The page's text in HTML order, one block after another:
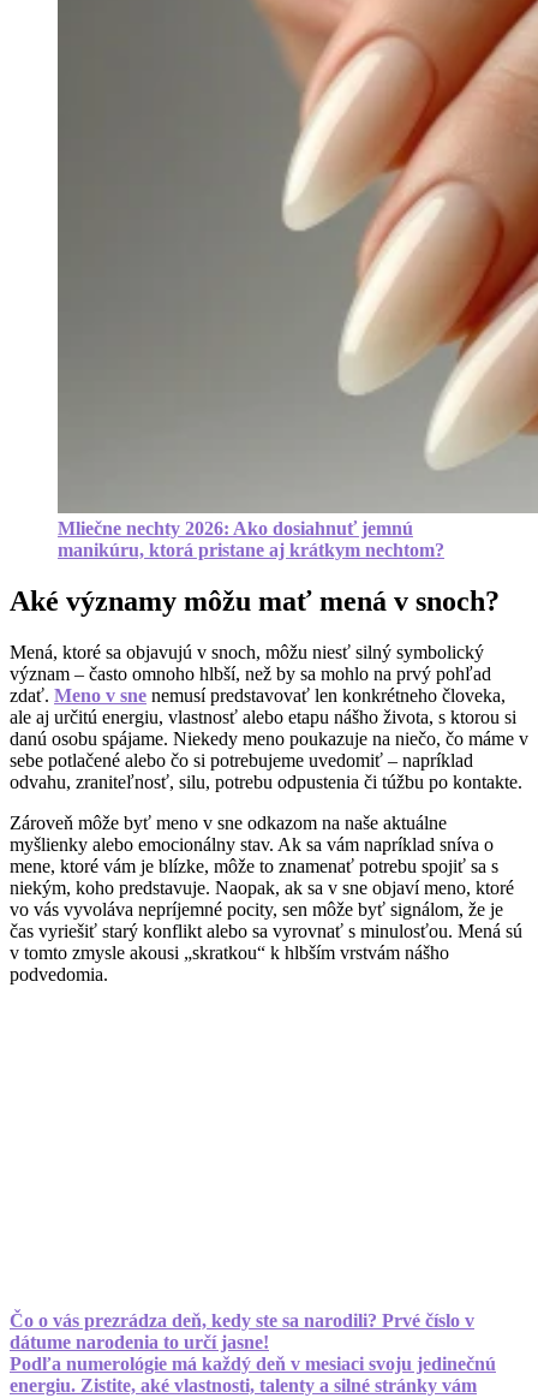
Mliečne nechty 2026: Ako dosiahnuť jemnú
manikúru, ktorá pristane aj krátkym nechtom?
Aké významy môžu mať mená v snoch?
Mená, ktoré sa objavujú v snoch, môžu niesť silný symbolický
význam – často omnoho hlbší, než by sa mohlo na prvý pohľad
zdať. Meno v sne nemusí predstavovať len konkrétneho človeka,
ale aj určitú energiu, vlastnosť alebo etapu nášho života, s ktorou si
danú osobu spájame. Niekedy meno poukazuje na niečo, čo máme v
sebe potlačené alebo čo si potrebujeme uvedomiť – napríklad
odvahu, zraniteľnosť, silu, potrebu odpustenia či túžbu po kontakte.
Zároveň môže byť meno v sne odkazom na naše aktuálne
myšlienky alebo emocionálny stav. Ak sa vám napríklad sníva o
mene, ktoré vám je blízke, môže to znamenať potrebu spojiť sa s
niekým, koho predstavuje. Naopak, ak sa v sne objaví meno, ktoré
vo vás vyvoláva nepríjemné pocity, sen môže byť signálom, že je
čas vyriešiť starý konflikt alebo sa vyrovnať s minulosťou. Mená sú
v tomto zmysle akousi „skratkou“ k hlbším vrstvám nášho
podvedomia.
Čo o vás prezrádza deň, kedy ste sa narodili? Prvé číslo v
dátume narodenia to určí jasne!
Podľa numerológie má každý deň v mesiaci svoju jedinečnú
energiu. Zistite, aké vlastnosti, talenty a silné stránky vám